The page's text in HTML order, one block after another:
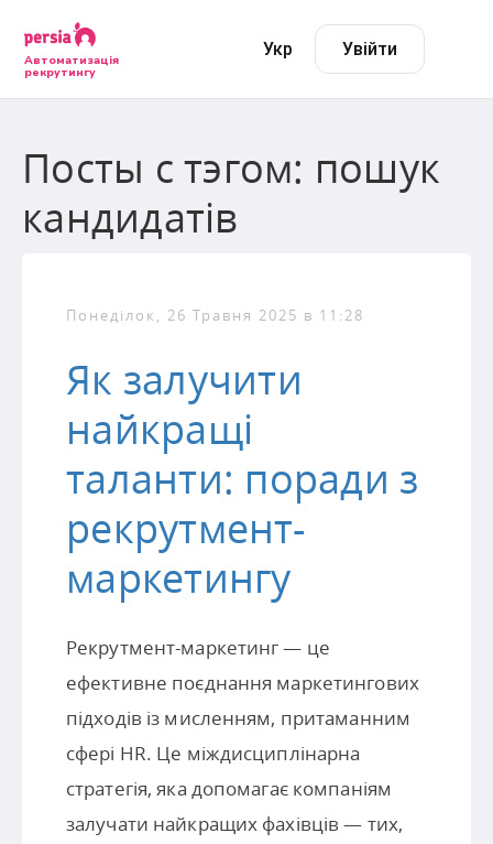
Автоматизація
рекрутингу
Укр Увійти
Посты с тэгом: пошук
кандидатів
Понеділок, 26 Травня 2025 в 11:28
Як залучити
найкращі
таланти: поради з
рекрутмент-
маркетингу
Рекрутмент-маркетинг — це
ефективне поєднання маркетингових
підходів із мисленням, притаманним
сфері HR. Це міждисциплінарна
стратегія, яка допомагає компаніям
залучати найкращих фахівців — тих,